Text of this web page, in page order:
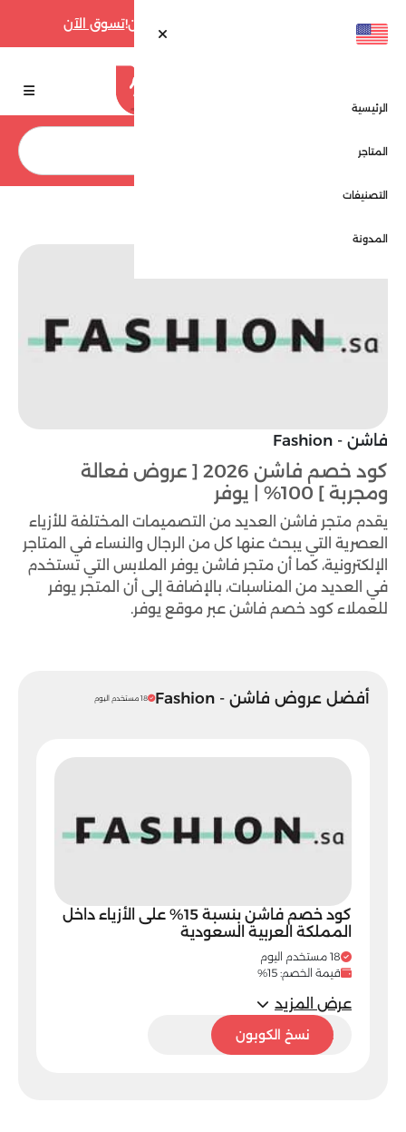
تسوق الآن
الرئيسية
المتاجر
التصنيفات
المدونة
فاشن - Fashion
كود خصم فاشن 2026 [ عروض فعالة
ومجربة ] 100% | يوفر
يقدم متجر فاشن العديد من التصميمات المختلفة للأزياء
العصرية التي يبحث عنها كل من الرجال والنساء في المتاجر
الإلكترونية، كما أن متجر فاشن يوفر الملابس التي تستخدم
في العديد من المناسبات، بالإضافة إلى أن المتجر يوفر
للعملاء كود خصم فاشن عبر موقع يوفر.
أفضل عروض فاشن - Fashion 18 مستخدم اليوم
كود خصم فاشن بنسبة 15% على الأزياء داخل
المملكة العربية السعودية
18 مستخدم اليوم
قيمة الخصم: 15%
عرض المزيد
AAF22نسخ الكوبون